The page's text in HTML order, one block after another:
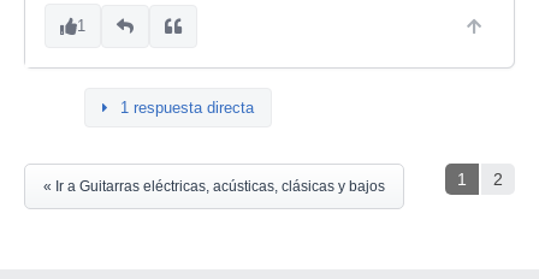
1
1 respuesta directa
1 2
« Ir a Guitarras eléctricas, acústicas, clásicas y bajos